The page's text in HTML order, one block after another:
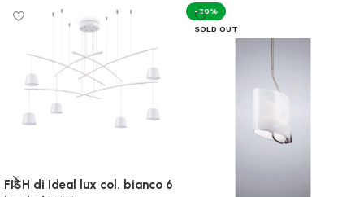
FISH di Ideal lux col. bianco 6
-30%
SOLD OUT